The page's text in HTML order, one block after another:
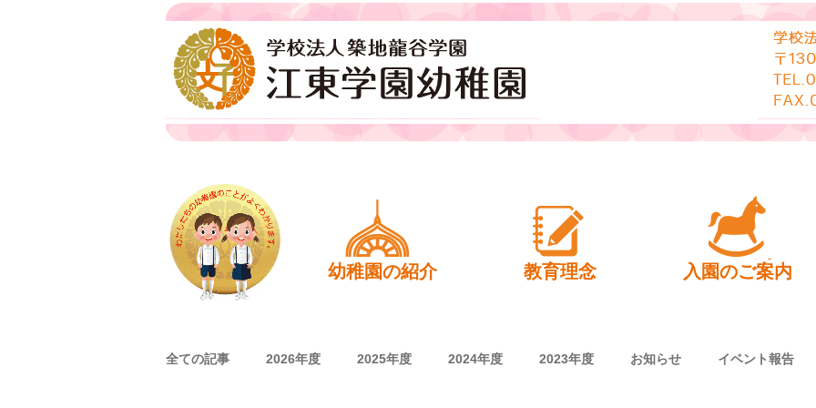
江東学園幼稚園
ホーム 幼稚園の紹介 教育理念 入園のご案内
全ての記事 2026年度 2025年度 2024年度 2023年度 お知らせ イベント報告